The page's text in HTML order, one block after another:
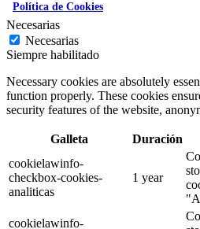
Política de Cookies
Necesarias
Necesarias
Siempre habilitado
Necessary cookies are absolutely
function properly. These cookies
security features of the website,
Galleta Duración
cookielawinfo-
checkbox-cookies-
analiticas
1 year
cookielawinfo-